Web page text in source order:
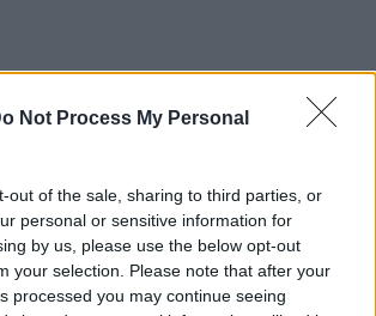
Not Process My Personal
out of the sale, sharing to third parties, or
personal or sensitive information for
by us, please use the below opt-out
your selection. Please note that after your
processed you may continue seeing